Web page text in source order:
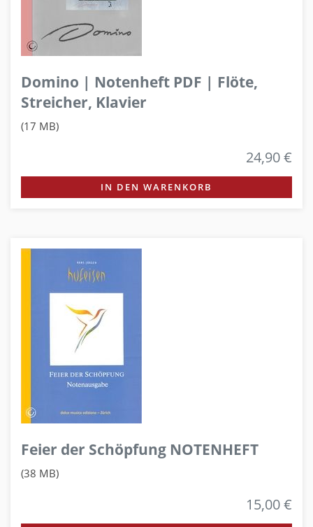
Domino | Notenheft PDF | Flöte,
Streicher, Klavier
(17 MB)
24,90 €
IN DEN WARENKORB
Feier der Schöpfung NOTENHEFT
(38 MB)
15,00 €